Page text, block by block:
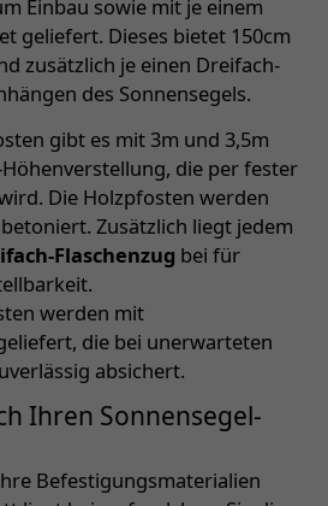
Einbau sowie mit je einem
geliefert. Dieses bietet 150cm
zusätzlich je einen Dreifach-
des Sonnensegels.
gibt es mit 3m und 3,5m
die per fester
Die Holzpfosten werden
Zusätzlich liegt jedem
Flaschenzug bei für
werden mit
die bei unerwarteten
absichert.
Ihren Sonnensegel-
Befestigungsmaterialien